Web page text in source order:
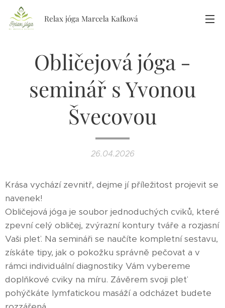
Relax jóga Marcela Kafková
Obličejová jóga -
seminář s Yvonou
Švecovou
26.04.2026
Krása vychází zevnitř, dejme jí příležitost projevit se
navenek!
Obličejová jóga je soubor jednoduchých cviků, které
zpevní celý obličej, zvýrazní kontury tváře a rozjasní
Vaši pleť. Na semináři se naučíte kompletní sestavu,
získáte tipy, jak o pokožku správně pečovat a v
rámci individuální diagnostiky Vám vybereme
doplňkové cviky na míru. Závěrem svoji pleť
pohýčkáte lymfatickou masáží a odcházet budete